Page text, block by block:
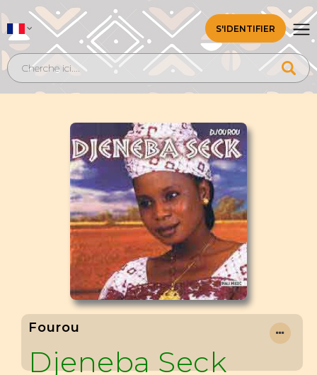
S'IDENTIFIER
Fourou
Djeneba Seck